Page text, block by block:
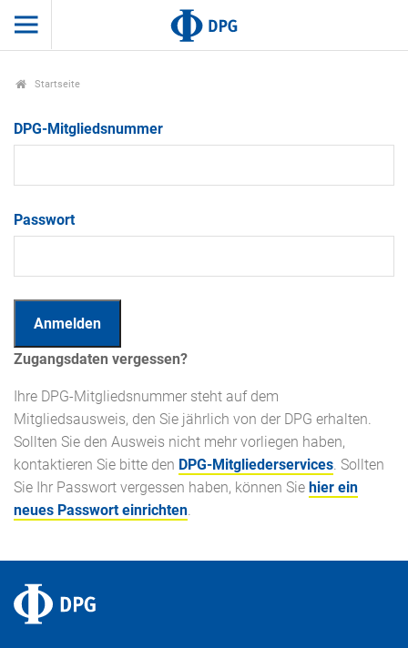
Startseite
DPG-Mitgliedsnummer
Passwort
Zugangsdaten vergessen?
Ihre DPG-Mitgliedsnummer steht auf dem
Mitgliedsausweis, den Sie jährlich von der DPG erhalten.
Sollten Sie den Ausweis nicht mehr vorliegen haben,
kontaktieren Sie bitte den DPG-Mitgliederservices . Sollten
Sie Ihr Passwort vergessen haben, können Sie hier ein
neues Passwort einrichten